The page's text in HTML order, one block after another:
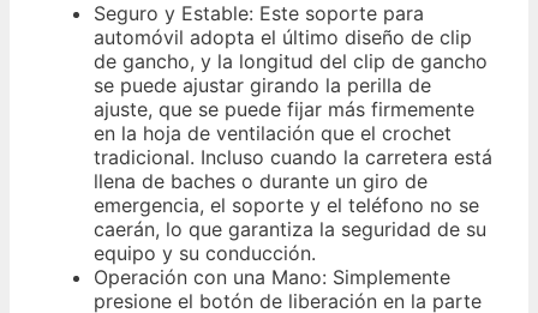
Seguro y Estable: Este soporte para
automóvil adopta el último diseño de clip
de gancho, y la longitud del clip de gancho
se puede ajustar girando la perilla de
ajuste, que se puede fijar más firmemente
en la hoja de ventilación que el crochet
tradicional. Incluso cuando la carretera está
llena de baches o durante un giro de
emergencia, el soporte y el teléfono no se
caerán, lo que garantiza la seguridad de su
equipo y su conducción.
Operación con una Mano: Simplemente
presione el botón de liberación en la parte